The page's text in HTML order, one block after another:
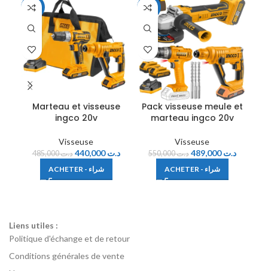
-9%
Marteau et visseuse
ingco 20v
Visseuse
د.ت485,000 د.ت440,000
ACHETER - شراء
-11%
Pack visseuse meule et
marteau ingco 20v
Visseuse
د.ت550,000 د.ت489,000
ACHETER - شراء
Liens utiles :
Politique d'échange et de retour
Conditions générales de vente